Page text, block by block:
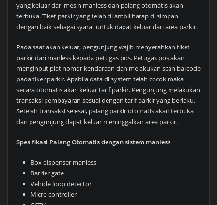
yang keluar dari mesin manless dan palang otomatis akan
terbuka. Tiket parkir yang telah di ambil harap di simpan
dengan baik sebagai syarat untuk dapat keluar dari area parkir.
Pada saat akan keluar, pengunjung wajib menyerahkan tiket
parkir dari manless kepada petugas pos. Petugas pos akan
menginput plat nomor kendaraan dan melakukan scan barcode
pada tiker parkir. Apabila data di system telah cocok maka
secara otomatis akan keluar tarif parkir. Pengunjung melakukan
transaksi pembayaran sesuai dengan tarif parkir yang berlaku.
Setelah transaksi selesai, palang parkir otomatis akan terbuka
dan pengunjung dapat keluar meninggalkan area parkir.
Spesifikasi Palang Otomatis dengan sistem manless
Box dispenser manless
Barrier gate
Vehicle loop detector
Micro controller